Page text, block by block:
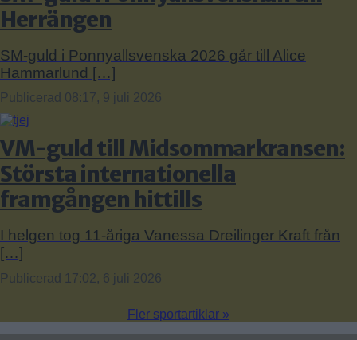
Herrängen
SM-guld i Ponnyallsvenska 2026 går till Alice
Hammarlund […]
Publicerad 08:17, 9 juli 2026
VM-guld till Midsommarkransen:
Största internationella
framgången hittills
I helgen tog 11-åriga Vanessa Dreilinger Kraft från
[…]
Publicerad 17:02, 6 juli 2026
Fler sportartiklar »